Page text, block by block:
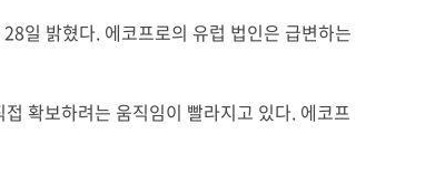
28일 밝혔다. 에코프로의 유럽 법인은 급변하는
확보하려는 움직임이 빨라지고 있다. 에코프